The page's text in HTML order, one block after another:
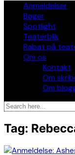
Anmeldelser
Bøger
Spotlight
Teaterblik
Rabat på
Om os
Kontakt
Om
Om
Tag: